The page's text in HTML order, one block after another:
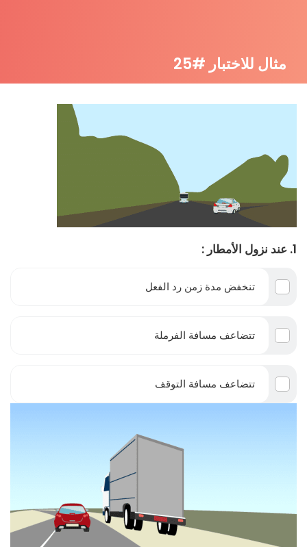
مثال للاختبار #25
1. عند نزول الأمطار :
تنخفض مدة زمن رد الفعل
تتضاعف مسافة الفرملة
تتضاعف مسافة التوقف